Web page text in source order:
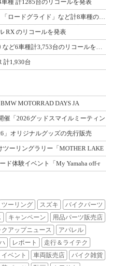
種 計1285台のリコールを発表
RX のリコールを発表
計1,930台
MOTORRAD DAYS JA
催「2026グッドスマイルミーティン
」オリジナルグッズの先行販売
ーリングラリー「MOTHER LAKE
ド体験イベント「My Yamaha off-r
ツーリング スズキ
バイクパーツ
キャンペーン
用品パーツ販売店
クアップニュース
アパレル
レポート
走行＆ライテク
イベント 車両販売店
バイク雑貨